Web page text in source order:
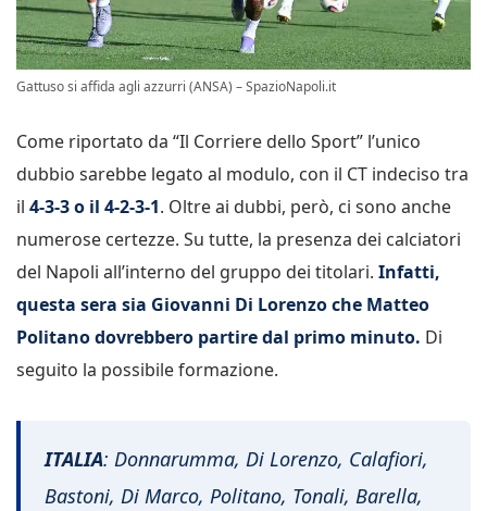
Gattuso si affida agli azzurri (ANSA) – SpazioNapoli.it
Come riportato da “Il Corriere dello Sport” l’unico
dubbio sarebbe legato al modulo, con il CT indeciso tra
il 4-3-3 o il 4-2-3-1. Oltre ai dubbi, però, ci sono anche
numerose certezze. Su tutte, la presenza dei calciatori
del Napoli all’interno del gruppo dei titolari. Infatti,
questa sera sia Giovanni Di Lorenzo che Matteo
Politano dovrebbero partire dal primo minuto. Di
seguito la possibile formazione.
ITALIA: Donnarumma, Di Lorenzo, Calafiori,
Bastoni, Di Marco, Politano, Tonali, Barella,